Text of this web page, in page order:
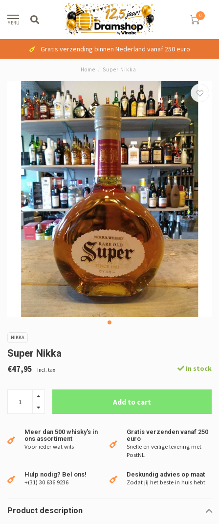
MENU
0
Gratis verzending binnen Nederland vanaf 250 euro
Home Super Nikka
NIKKA
Super Nikka
€47,95 Incl. tax In stock
Add to cart
Meer dan 500 whisky's in
ons assortiment
Voor ieder wat wils
Gratis verzenden vanaf 250
euro
Snelle en veilige levering met
PostNL
Hulp nodig? Bel ons!
+(31) 30 636 9236
Deskundig advies op maat
Zodat jij het beste in huis hebt
Product description